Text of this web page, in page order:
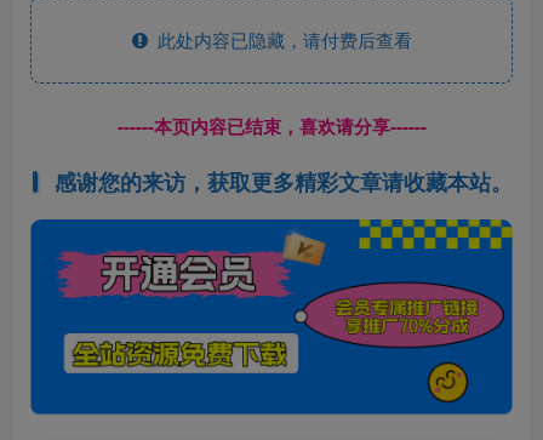
此处内容已隐藏，请付费后查看
------本页内容已结束，喜欢请分享------
感谢您的来访，获取更多精彩文章请收藏本站。